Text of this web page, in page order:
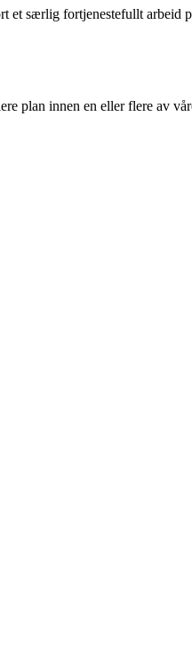
et særlig fortjenestefullt arbeid
plan innen en eller flere av